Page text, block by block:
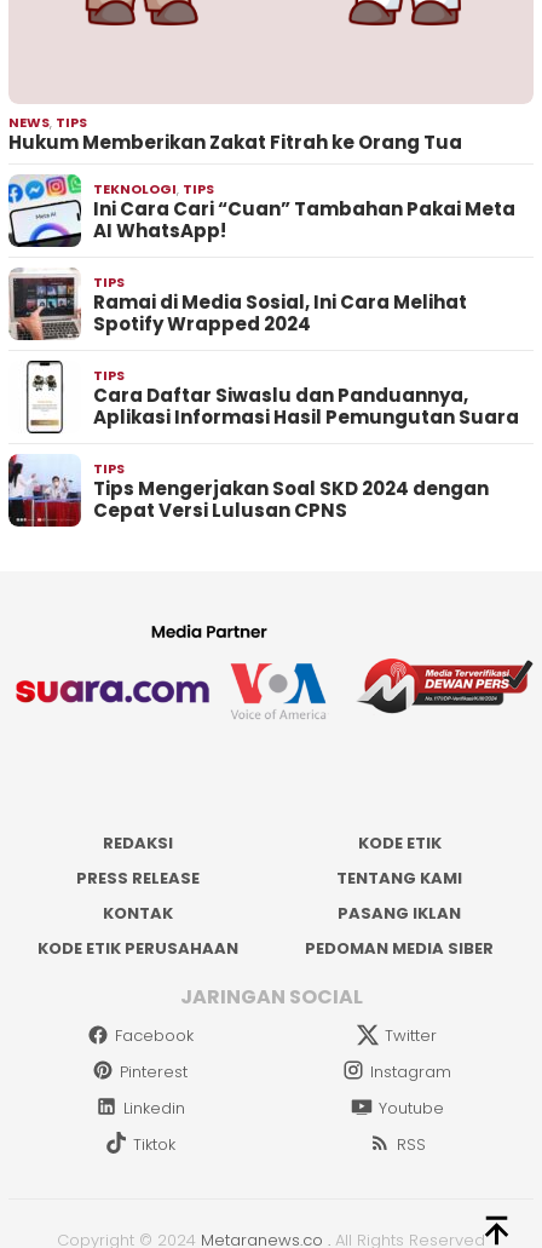
NEWS, TIPS
Hukum Memberikan Zakat Fitrah ke Orang Tua
TEKNOLOGI, TIPS
Ini Cara Cari “Cuan” Tambahan Pakai Meta
AI WhatsApp!
TIPS
Ramai di Media Sosial, Ini Cara Melihat
Spotify Wrapped 2024
TIPS
Cara Daftar Siwaslu dan Panduannya,
Aplikasi Informasi Hasil Pemungutan Suara
TIPS
Tips Mengerjakan Soal SKD 2024 dengan
Cepat Versi Lulusan CPNS
REDAKSI
KODE ETIK
PRESS RELEASE
TENTANG KAMI
KONTAK
PASANG IKLAN
KODE ETIK PERUSAHAAN
PEDOMAN MEDIA SIBER
JARINGAN SOCIAL
Facebook
Twitter
Pinterest
Instagram
Linkedin
Youtube
Tiktok
RSS
Copyright © 2024 Metaranews.co . All Rights Reserved